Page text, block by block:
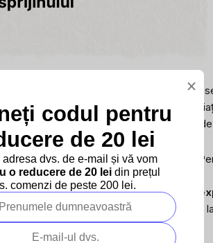
a emoțiilor
. Persoanele foarte
subtile în starea de spirit a celor
percepție socială, cum este sistemul
sau chiar texturi specifice
.
adesea mult timp reflectând asupra
dar în același timp îi face susceptibili
×
codul pentru
de 20 lei
adresa dvs. de e-mail și vă vom
o reducere de 20 lei din prețul
comenzi de peste 200 lei.